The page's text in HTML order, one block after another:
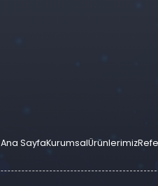
Ana SayfaKurumsalÜrünlerimiz